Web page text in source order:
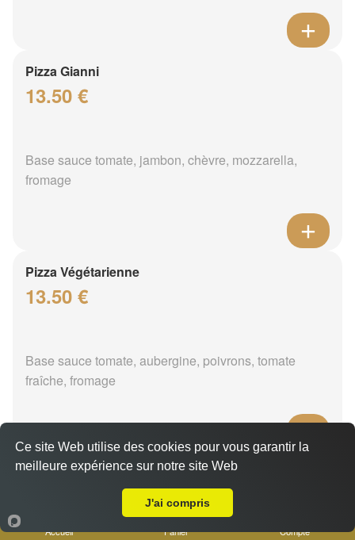
Pizza Gianni
13.50 €
Base sauce tomate, jambon, chèvre, mozzarella,
fromage
Pizza Végétarienne
13.50 €
Base sauce tomate, aubergine, poivrons, tomate
fraîche, fromage
Pizza Moussaka
Accueil Panier Compte
Ce site Web utilise des cookies pour vous garantir la
meilleure expérience sur notre site Web
J'ai compris